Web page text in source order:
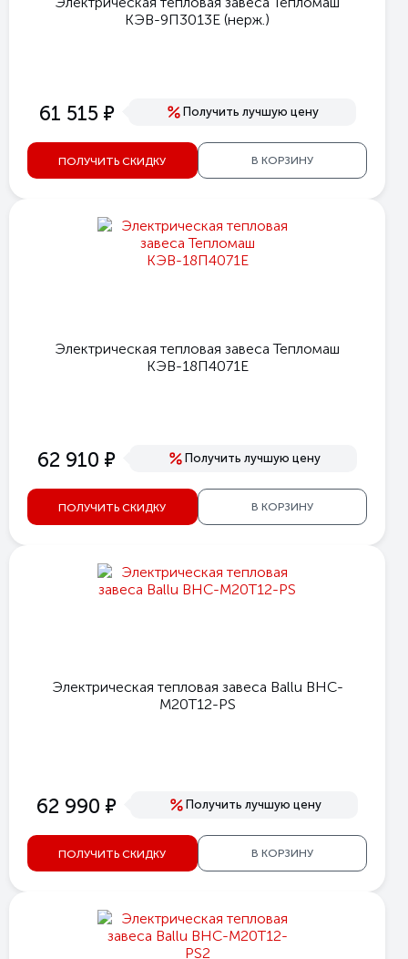
КЭВ-9П3013Е (нерж.)
61 515 е Получить лучшую цену
ПОЛУЧИТЬ СКИДКУ В КОРЗИНУ
Электрическая тепловая завеса Тепломаш
КЭВ-18П4071Е
62 910 е Получить лучшую цену
ПОЛУЧИТЬ СКИДКУ В КОРЗИНУ
Электрическая тепловая завеса Ballu BHC-
M20T12-PS
62 990 е Получить лучшую цену
ПОЛУЧИТЬ СКИДКУ В КОРЗИНУ